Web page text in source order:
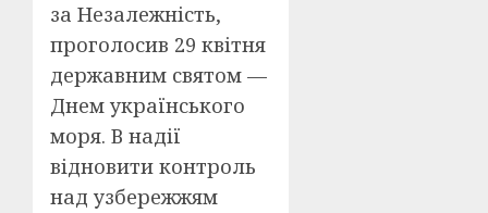
за Незалежність,
проголосив 29 квітня
державним святом —
Днем українського
моря. В надії
відновити контроль
над узбережжям